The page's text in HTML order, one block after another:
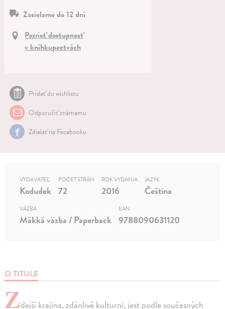
Zasielame do 12 dní
Pozrieť dostupnosť
v kníhkupectvách
Pridať do wishlistu
Odporučiť známemu
Zdielať na Facebooku
O TITULE
Zdejší krajina, zdánlivě kulturní, jest podle současných
VYDAVATEĽ
Kodudek
POČET STRÁN
72
ROK VYDANIA
2016
JAZYK
Čeština
VÄZBA
Mäkká väzba / Paperback
EAN
9788090631120